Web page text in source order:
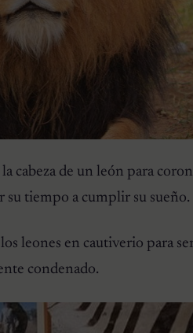
cabeza de un león para
su tiempo a cumplir su sueño.
leones en cautiverio para
condenado.